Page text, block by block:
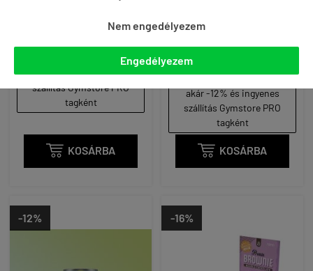
Nem engedélyezem
Engedélyezem
akár -12% és ingyenes
szállítás Gymstore PRO
tagként
 KOSÁRBA

4 740 Ft
akár -12% és ingyenes
szállítás Gymstore PRO
tagként
 KOSÁRBA
-12% -16%